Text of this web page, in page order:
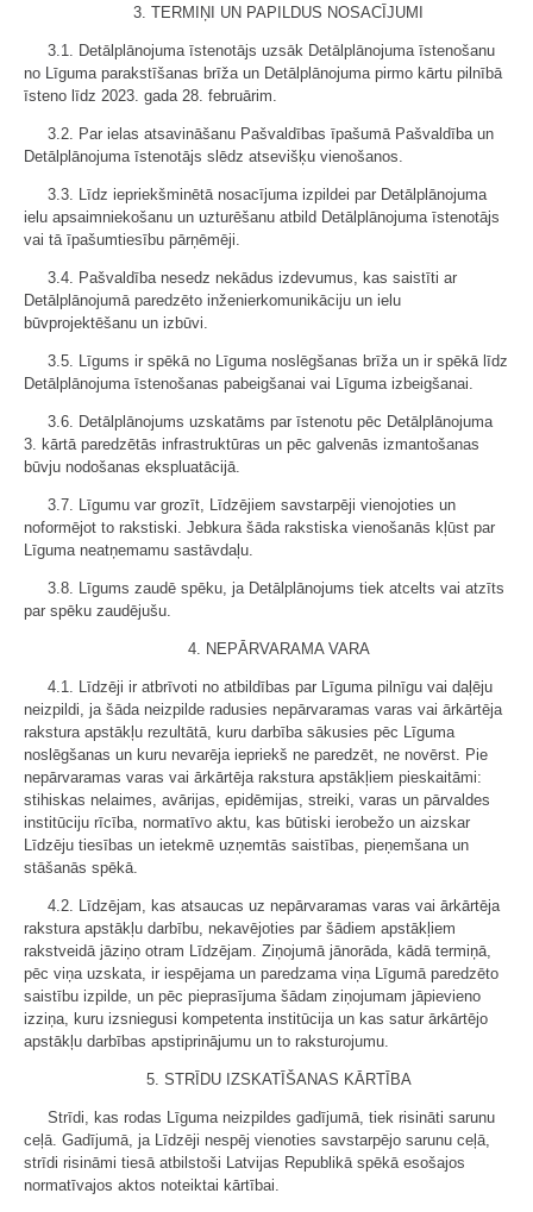
3. TERMIŅI UN PAPILDUS NOSACĪJUMI
3.1. Detālplānojuma īstenotājs uzsāk Detālplānojuma īstenošanu
no Līguma parakstīšanas brīža un Detālplānojuma pirmo kārtu pilnībā
īsteno līdz 2023. gada 28. februārim.
3.2. Par ielas atsavināšanu Pašvaldības īpašumā Pašvaldība un
Detālplānojuma īstenotājs slēdz atsevišķu vienošanos.
3.3. Līdz iepriekšminētā nosacījuma izpildei par Detālplānojuma
ielu apsaimniekošanu un uzturēšanu atbild Detālplānojuma īstenotājs
vai tā īpašumtiesību pārņēmēji.
3.4. Pašvaldība nesedz nekādus izdevumus, kas saistīti ar
Detālplānojumā paredzēto inženierkomunikāciju un ielu
būvprojektēšanu un izbūvi.
3.5. Līgums ir spēkā no Līguma noslēgšanas brīža un ir spēkā līdz
Detālplānojuma īstenošanas pabeigšanai vai Līguma izbeigšanai.
3.6. Detālplānojums uzskatāms par īstenotu pēc Detālplānojuma
3. kārtā paredzētās infrastruktūras un pēc galvenās izmantošanas
būvju nodošanas ekspluatācijā.
3.7. Līgumu var grozīt, Līdzējiem savstarpēji vienojoties un
noformējot to rakstiski. Jebkura šāda rakstiska vienošanās kļūst par
Līguma neatņemamu sastāvdaļu.
3.8. Līgums zaudē spēku, ja Detālplānojums tiek atcelts vai atzīts
par spēku zaudējušu.
4. NEPĀRVARAMA VARA
4.1. Līdzēji ir atbrīvoti no atbildības par Līguma pilnīgu vai daļēju
neizpildi, ja šāda neizpilde radusies nepārvaramas varas vai ārkārtēja
rakstura apstākļu rezultātā, kuru darbība sākusies pēc Līguma
noslēgšanas un kuru nevarēja iepriekš ne paredzēt, ne novērst. Pie
nepārvaramas varas vai ārkārtēja rakstura apstākļiem pieskaitāmi:
stihiskas nelaimes, avārijas, epidēmijas, streiki, varas un pārvaldes
institūciju rīcība, normatīvo aktu, kas būtiski ierobežo un aizskar
Līdzēju tiesības un ietekmē uzņemtās saistības, pieņemšana un
stāšanās spēkā.
4.2. Līdzējam, kas atsaucas uz nepārvaramas varas vai ārkārtēja
rakstura apstākļu darbību, nekavējoties par šādiem apstākļiem
rakstveidā jāziņo otram Līdzējam. Ziņojumā jānorāda, kādā termiņā,
pēc viņa uzskata, ir iespējama un paredzama viņa Līgumā paredzēto
saistību izpilde, un pēc pieprasījuma šādam ziņojumam jāpievieno
izziņa, kuru izsniegusi kompetenta institūcija un kas satur ārkārtējo
apstākļu darbības apstiprinājumu un to raksturojumu.
5. STRĪDU IZSKATĪŠANAS KĀRTĪBA
Strīdi, kas rodas Līguma neizpildes gadījumā, tiek risināti sarunu
ceļā. Gadījumā, ja Līdzēji nespēj vienoties savstarpējo sarunu ceļā,
strīdi risināmi tiesā atbilstoši Latvijas Republikā spēkā esošajos
normatīvajos aktos noteiktai kārtībai.